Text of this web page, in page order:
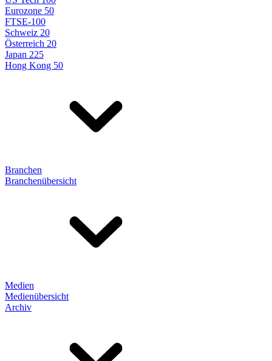
Eurozone 50
FTSE-100
Schweiz 20
Österreich 20
Japan 225
Hong Kong 50
Branchen
Branchenübersicht
Medien
Medienübersicht
Archiv